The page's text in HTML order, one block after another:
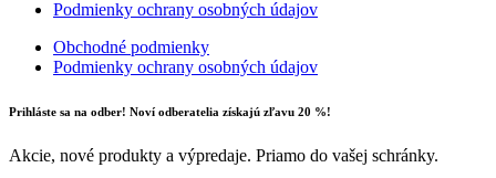
Podmienky ochrany osobných údajov
Obchodné podmienky
Podmienky ochrany osobných údajov
Prihláste sa na odber! Noví odberatelia získajú zľavu 20 %!
Akcie, nové produkty a výpredaje. Priamo do vašej schránky.